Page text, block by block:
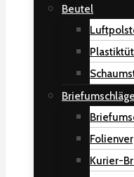
Beutel
Briefumschläge
Kurier-